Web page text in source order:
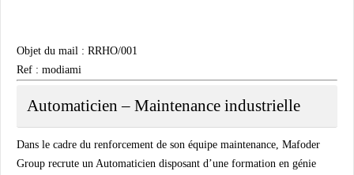
Objet du mail : RRHO/001
Ref : modiami
Automaticien – Maintenance industrielle
Dans le cadre du renforcement de son équipe maintenance, Mafoder
Group recrute un Automaticien disposant d’une formation en génie